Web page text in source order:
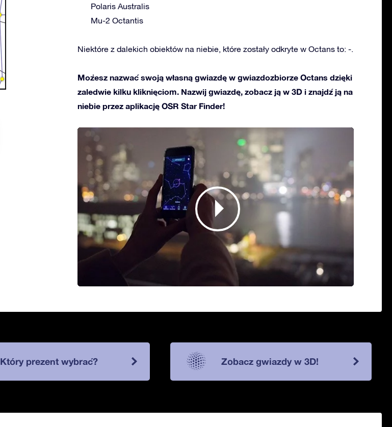
Polaris Australis
Mu-2 Octantis
Niektóre z dalekich obiektów na niebie, które zostały odkryte w Octans to: -.
Możesz nazwać swoją własną gwiazdę w gwiazdozbiorze Octans dzięki
zaledwie kilku kliknięciom. Nazwij gwiazdę, zobacz ją w 3D i znajdź ją na
niebie przez aplikację OSR Star Finder!
Który prezent wybrać? Zobacz gwiazdy w 3D!